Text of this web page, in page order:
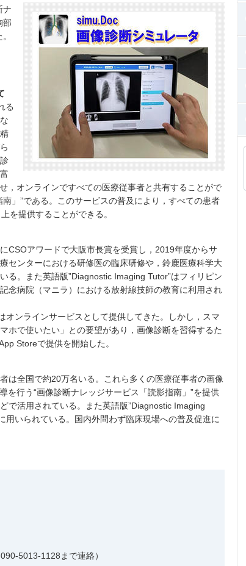
ナ
部
る
，オンラインですべての医療従事者と共有することがで
」”である。このサービスの普及により，すべての患者
を提供することができる。
CSOアワードで大阪市長賞を受賞し，2019年度からサ
センターにおける研修医の臨床研修や，鈴鹿医療科学大
る。また英語版”Diagnostic Imaging Tutor”はフィリピン
念病院（マニラ）における放射線技師の教育に利用され
オンラインサービスとして提供してきた。しかし，スマ
ホで使いたい」との要望があり，画像診断を習得するた
Storeで提供を開始した。
は全国で約20万名いる。これら多くの医療従事者の画像
行う“画像診断ナレッジサービス「読影指南」”を提供
で活用されている。また英語版”Diagnostic Imaging
用いられている。国内外問わず臨床現場への普及促進に
5013-1128まで連絡）